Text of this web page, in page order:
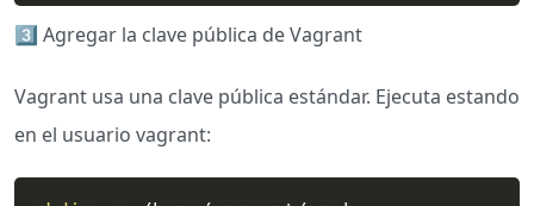
3️⃣​ Agregar la clave pública de Vagrant
Vagrant usa una clave pública estándar. Ejecuta estando
en el usuario vagrant: